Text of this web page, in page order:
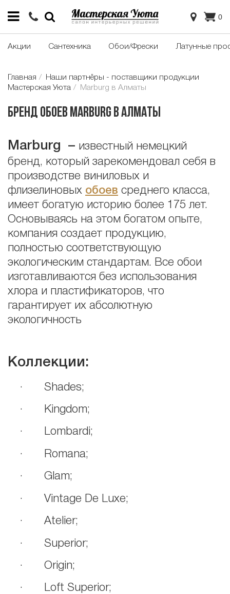
0
Акции Сантехника Обои/Фрески Латунные
Главная
Наши партнёры - поставщики продукции
Мастерская Уюта
Marburg в Алматы
Бренд обоев Marburg в Алматы
Marburg – известный немецкий
бренд, который зарекомендовал себя в
производстве виниловых и
флизелиновых обоев среднего класса,
имеет богатую историю более 175 лет.
Основываясь на этом богатом опыте,
компания создает продукцию,
полностью соответствующую
экологическим стандартам. Все обои
изготавливаются без использования
хлора и пластификаторов, что
гарантирует их абсолютную
экологичность
Коллекции:
· Shades;
· Kingdom;
· Lombardi;
· Romana;
· Glam;
· Vintage De Luxe;
· Atelier;
· Superior;
· Origin;
· Loft Superior;